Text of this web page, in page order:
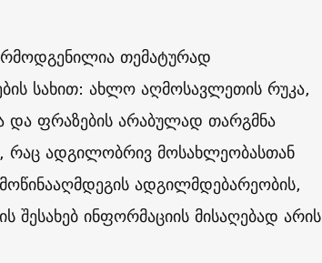
თემატურად
სახით: ახლო აღმოსავლეთის რუკა,
და ფრაზების არაბულად თარგმნა
ადგილობრივ მოსახლეობასთან
ადგილმდებარეობის,
შესახებ ინფორმაციის მისაღებად არის